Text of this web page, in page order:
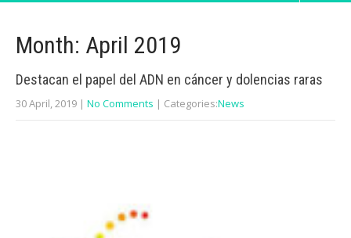
Month: April 2019
Destacan el papel del ADN en cáncer y dolencias raras
30 April, 2019 | No Comments | Categories:News